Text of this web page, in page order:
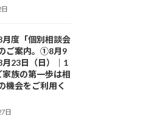
月度「個別相談会
ご案内。①8月9
23日（日）｜1
家族の第一歩は相
機会をご利用く
日